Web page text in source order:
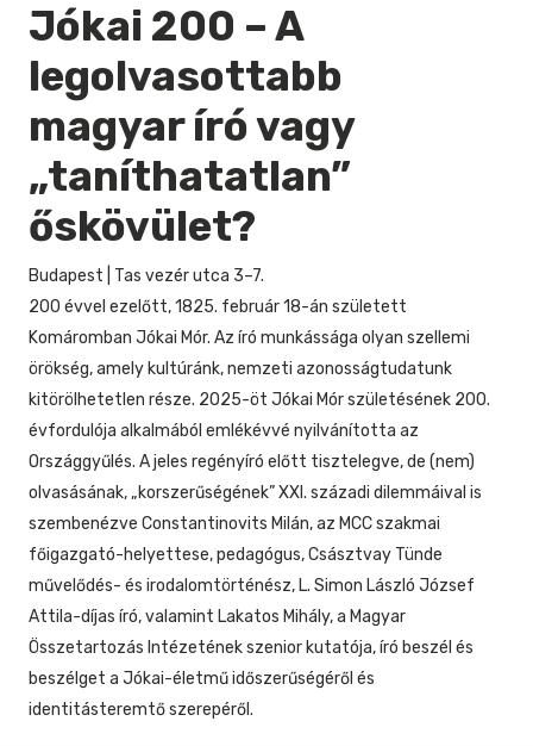
Jókai 200 – A
legolvasottabb
magyar író vagy
„taníthatatlan”
őskövület?
Budapest
Tas vezér utca 3–7.
200 évvel ezelőtt, 1825. február 18-án született
Komáromban Jókai Mór. Az író munkássága olyan szellemi
örökség, amely kultúránk, nemzeti azonosságtudatunk
kitörölhetetlen része. 2025-öt Jókai Mór születésének 200.
évfordulója alkalmából emlékévvé nyilvánította az
Országgyűlés. A jeles regényíró előtt tisztelegve, de (nem)
olvasásának, „korszerűségének” XXI. századi dilemmáival is
szembenézve Constantinovits Milán, az MCC szakmai
főigazgató-helyettese, pedagógus, Császtvay Tünde
művelődés- és irodalomtörténész, L. Simon László József
Attila-díjas író, valamint Lakatos Mihály, a Magyar
Összetartozás Intézetének szenior kutatója, író beszél és
beszélget a Jókai-életmű időszerűségéről és
identitásteremtő szerepéről.